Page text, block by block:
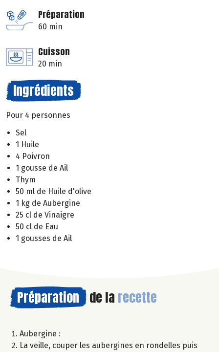
Préparation
60 min
Cuisson
20 min
Ingrédients
Pour 4 personnes
Sel
1 Huile
4 Poivron
1 gousse de Ail
Thym
50 ml de Huile d'olive
1 kg de Aubergine
25 cl de Vinaigre
50 cl de Eau
1 gousses de Ail
Préparation de la recette
Aubergine :
La veille, couper les aubergines en rondelles puis